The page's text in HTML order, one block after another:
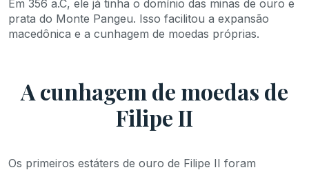
Em 356 a.C, ele já tinha o domínio das minas de ouro e
prata do Monte Pangeu. Isso facilitou a expansão
macedônica e a cunhagem de moedas próprias.
A cunhagem de moedas de
Filipe II
Os primeiros estáters de ouro de Filipe II foram